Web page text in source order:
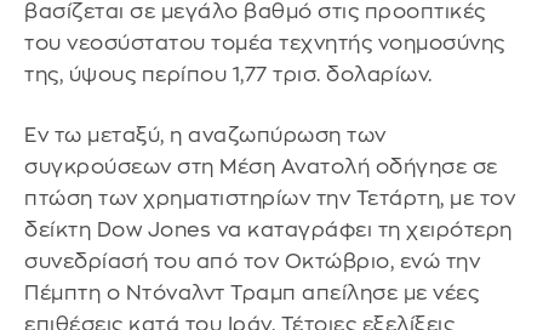
βασίζεται σε μεγάλο βαθμό στις προοπτικές
του νεοσύστατου τομέα τεχνητής νοημοσύνης
της, ύψους περίπου 1,77 τρισ. δολαρίων.
Εν τω μεταξύ, η αναζωπύρωση των
συγκρούσεων στη Μέση Ανατολή οδήγησε σε
πτώση των χρηματιστηρίων την Τετάρτη, με τον
δείκτη Dow Jones να καταγράφει τη χειρότερη
συνεδρίασή του από τον Οκτώβριο, ενώ την
Πέμπτη ο Ντόναλντ Τραμπ απείλησε με νέες
επιθέσεις κατά του Ιράν. Τέτοιες εξελίξεις